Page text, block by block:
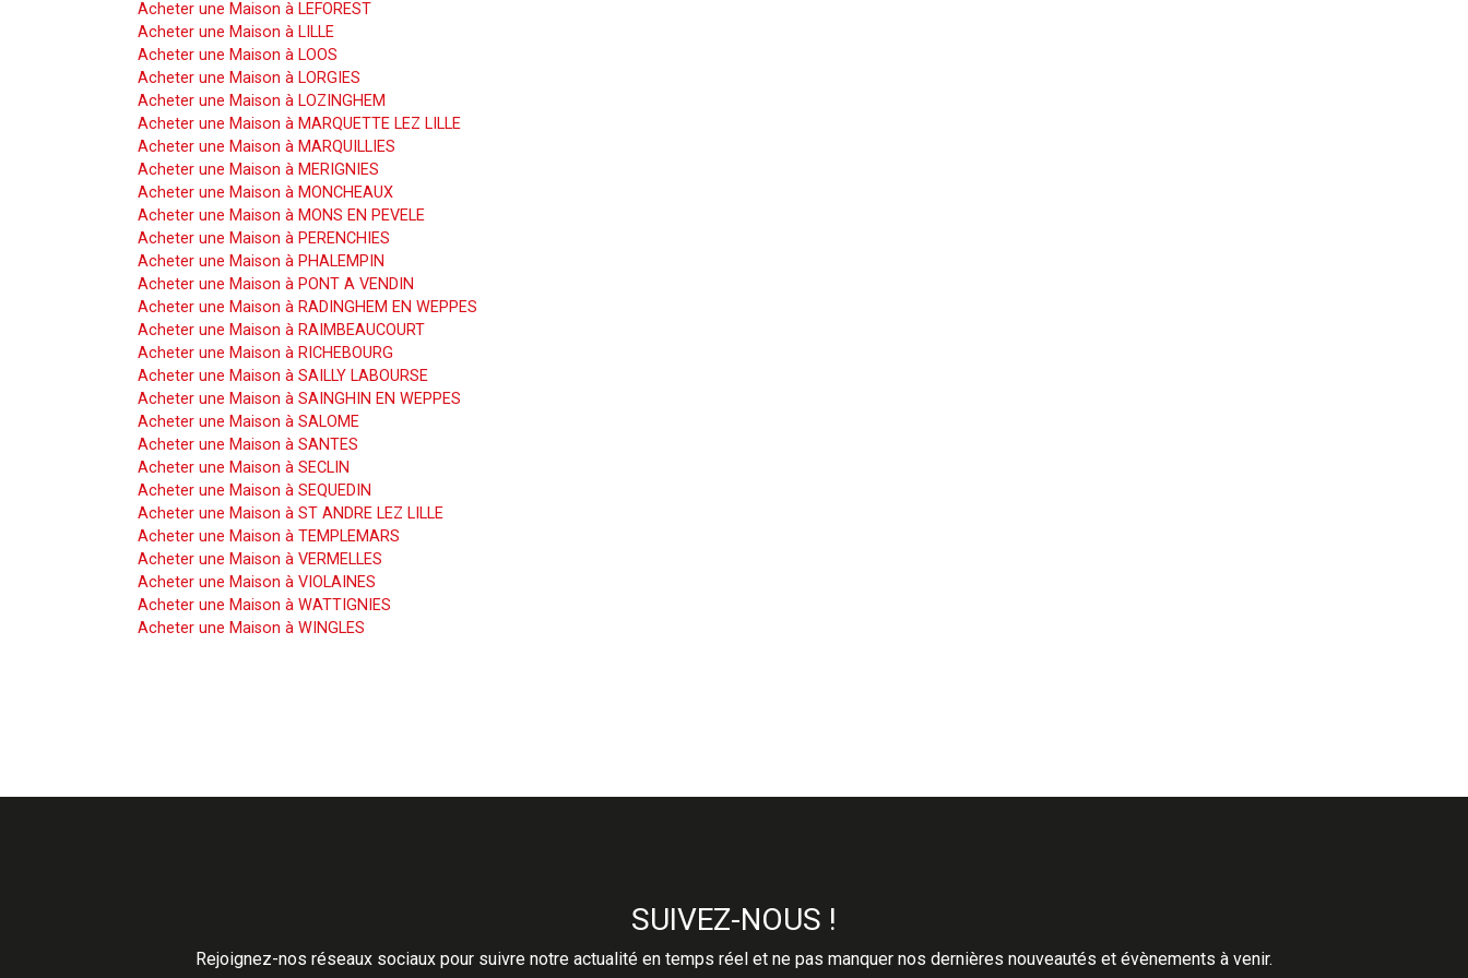
Acheter une Maison à LEFOREST
Acheter une Maison à LILLE
Acheter une Maison à LOOS
Acheter une Maison à LORGIES
Acheter une Maison à LOZINGHEM
Acheter une Maison à MARQUETTE LEZ LILLE
Acheter une Maison à MARQUILLIES
Acheter une Maison à MERIGNIES
Acheter une Maison à MONCHEAUX
Acheter une Maison à MONS EN PEVELE
Acheter une Maison à PERENCHIES
Acheter une Maison à PHALEMPIN
Acheter une Maison à PONT A VENDIN
Acheter une Maison à RADINGHEM EN WEPPES
Acheter une Maison à RAIMBEAUCOURT
Acheter une Maison à RICHEBOURG
Acheter une Maison à SAILLY LABOURSE
Acheter une Maison à SAINGHIN EN WEPPES
Acheter une Maison à SALOME
Acheter une Maison à SANTES
Acheter une Maison à SECLIN
Acheter une Maison à SEQUEDIN
Acheter une Maison à ST ANDRE LEZ LILLE
Acheter une Maison à TEMPLEMARS
Acheter une Maison à VERMELLES
Acheter une Maison à VIOLAINES
Acheter une Maison à WATTIGNIES
Acheter une Maison à WINGLES
SUIVEZ-NOUS !
Rejoignez-nos réseaux sociaux pour suivre notre actualité en temps réel et ne pas manquer nos dernières nouveautés et évènements à venir.